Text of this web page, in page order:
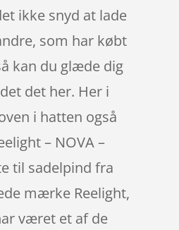
ikke snyd at lade
som har købt
kan du glæde dig
det her. Her i
i hatten også
– NOVA –
til sadelpind fra
mærke Reelight,
været et af de